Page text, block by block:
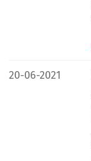
20-06-2021